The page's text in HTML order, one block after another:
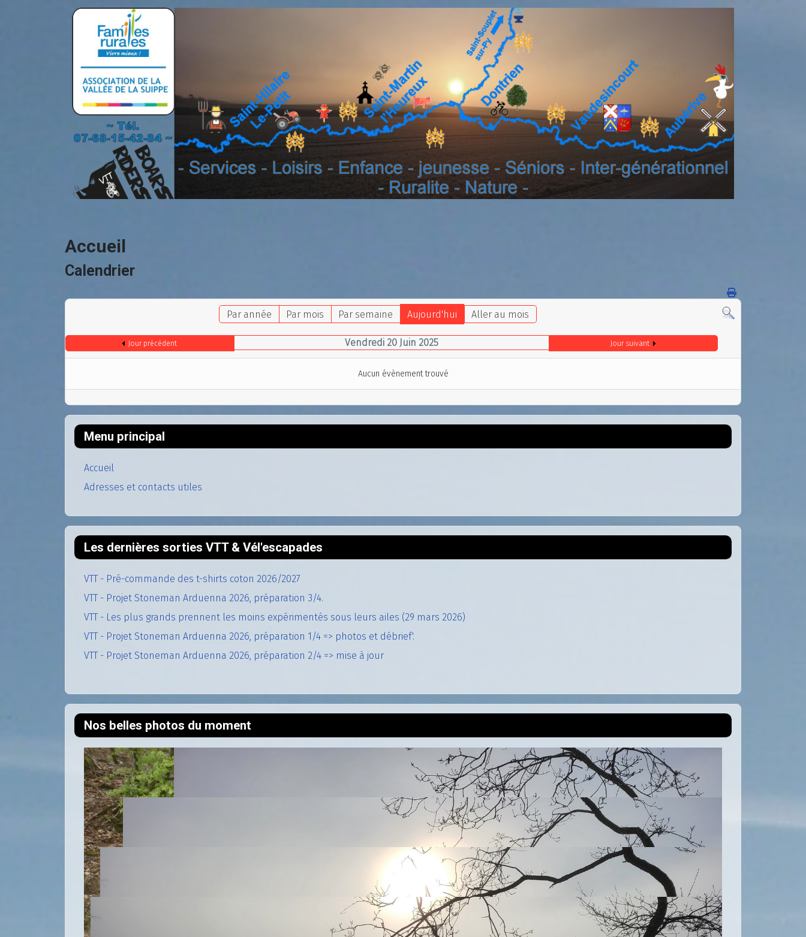
Accueil
Calendrier
Par année Par mois Par semaine Aujourd'hui Aller au mois
Jour précédent Vendredi 20 Juin 2025 Jour suivant
Aucun évènement trouvé
Menu principal
Accueil
Adresses et contacts utiles
Les dernières sorties VTT & Vél'escapades
VTT - Pré-commande des t-shirts coton 2026/2027
VTT - Projet Stoneman Arduenna 2026, préparation 3/4.
VTT - Les plus grands prennent les moins expérimentés sous leurs ailes (29 mars 2026)
VTT - Projet Stoneman Arduenna 2026, préparation 1/4 => photos et débrief'.
VTT - Projet Stoneman Arduenna 2026, préparation 2/4 => mise à jour
Nos belles photos du moment